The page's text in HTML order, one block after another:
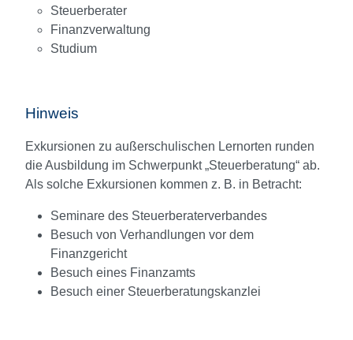
Steuerberater
Finanzverwaltung
Studium
Hinweis
Exkursionen zu außerschulischen Lernorten runden
die Ausbildung im Schwerpunkt „Steuerberatung“ ab.
Als solche Exkursionen kommen z. B. in Betracht:
Seminare des Steuerberaterverbandes
Besuch von Verhandlungen vor dem
Finanzgericht
Besuch eines Finanzamts
Besuch einer Steuerberatungskanzlei